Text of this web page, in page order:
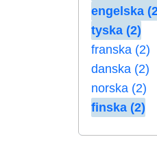
engelska
tyska (2)
franska (2)
danska (2)
norska (2)
finska (2)